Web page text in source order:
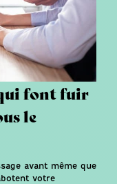
font fuir
le
avant même que
votre